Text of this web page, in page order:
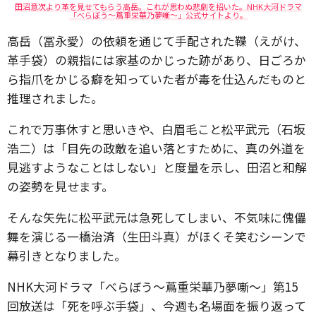
田沼意次より革を見せてもらう高岳。これが思わぬ悲劇を招いた。NHK大河ドラマ
「べらぼう～蔦重栄華乃夢噺～」公式サイトより。
高岳（冨永愛）の依頼を通じて手配された鞢（えがけ、
革手袋）の親指には家基のかじった跡があり、日ごろか
ら指爪をかじる癖を知っていた者が毒を仕込んだものと
推理されました。
これで万事休すと思いきや、白眉毛こと松平武元（石坂
浩二）は「目先の政敵を追い落とすために、真の外道を
見逃すようなことはしない」と度量を示し、田沼と和解
の姿勢を見せます。
そんな矢先に松平武元は急死してしまい、不気味に傀儡
舞を演じる一橋治済（生田斗真）がほくそ笑むシーンで
幕引きとなりました。
NHK大河ドラマ「べらぼう～蔦重栄華乃夢噺～」第15
回放送は「死を呼ぶ手袋」、今週も名場面を振り返って